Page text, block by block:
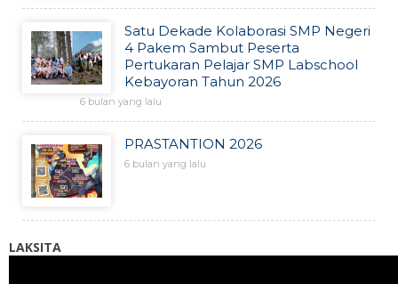
Satu Dekade Kolaborasi SMP Negeri
4 Pakem Sambut Peserta
Pertukaran Pelajar SMP Labschool
Kebayoran Tahun 2026
6 bulan yang lalu
PRASTANTION 2026
6 bulan yang lalu
LAKSITA